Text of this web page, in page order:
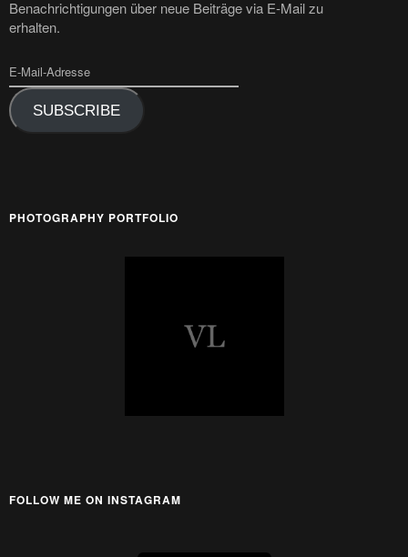
Benachrichtigungen über neue Beiträge via E-Mail zu
erhalten.
SUBSCRIBE
PHOTOGRAPHY PORTFOLIO
FOLLOW ME ON INSTAGRAM